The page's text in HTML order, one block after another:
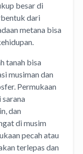
besar di
dari
metana bisa
tanah bisa
musiman dan
Permukaan
dan
di musim
pecah atau
terlepas dan